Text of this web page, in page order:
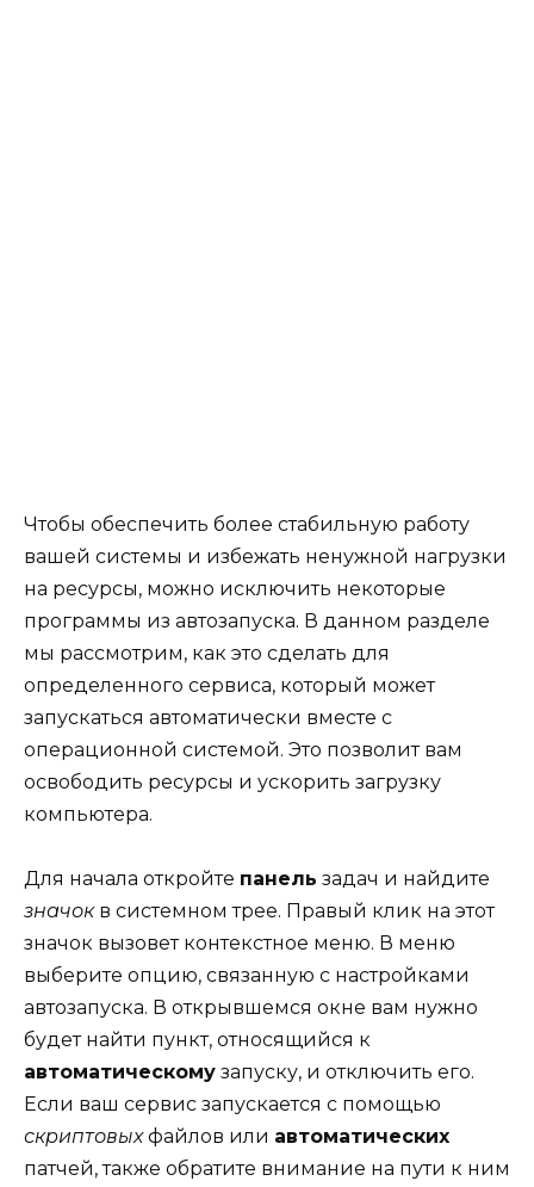
Чтобы обеспечить более стабильную работу
вашей системы и избежать ненужной нагрузки
на ресурсы, можно исключить некоторые
программы из автозапуска. В данном разделе
мы рассмотрим, как это сделать для
определенного сервиса, который может
запускаться автоматически вместе с
операционной системой. Это позволит вам
освободить ресурсы и ускорить загрузку
компьютера.
Для начала откройте панель задач и найдите
значокв системном трее. Правый клик на этот
значок вызовет контекстное меню. В меню
выберите опцию, связанную с настройками
автозапуска. В открывшемся окне вам нужно
будет найти пункт, относящийся к
автоматическому запуску, и отключить его.
Если ваш сервис запускается с помощью
скриптовыхфайлов или автоматических
патчей, также обратите внимание на пути к ним